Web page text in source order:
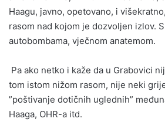
Haagu, javno, opetovano, i
rasom nad kojom je dozvoljen izlov.
autobombama, vječnom anatemom.
Pa ako netko i kaže da u Grabovici
tom istom nižom rasom, nije neki
”poštivanje dotičnih uglednih”
Haaga, OHR-a itd.